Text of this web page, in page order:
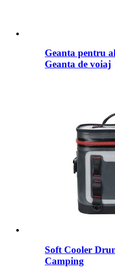
Geanta pentru
Geanta de voiaj
Soft Cooler
Camping